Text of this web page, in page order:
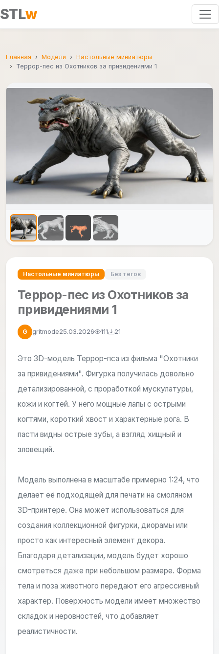
STLw
Главная Модели
Настольные миниатюры
Террор-пес из Охотников за привидениями 1
Настольные миниатюры Без тегов
Террор-пес из Охотников за
привидениями 1
G gritmode25.03.2026 111 21
Это 3D-модель Террор-пса из фильма "Охотники
за привидениями". Фигурка получилась довольно
детализированной, с проработкой мускулатуры,
кожи и когтей. У него мощные лапы с острыми
когтями, короткий хвост и характерные рога. В
пасти видны острые зубы, а взгляд хищный и
зловещий.
Модель выполнена в масштабе примерно 1:24, что
делает её подходящей для печати на смоляном
3D-принтере. Она может использоваться для
создания коллекционной фигурки, диорамы или
просто как интересный элемент декора.
Благодаря детализации, модель будет хорошо
смотреться даже при небольшом размере. Форма
тела и поза животного передают его агрессивный
характер. Поверхность модели имеет множество
складок и неровностей, что добавляет
реалистичности.